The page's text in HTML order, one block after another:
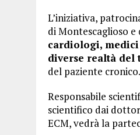
L’iniziativa,
di Montescaglioso
cardiologi,
diverse realtà
del paziente cronico.
Responsabile
scientifico dai
ECM, vedrà la